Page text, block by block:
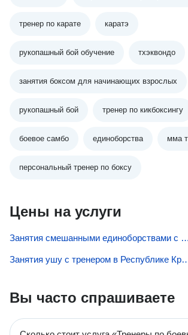
тренер по карате каратэ
рукопашный бой обучение тхэквондо
занятия боксом для начинающих взрослых
рукопашный бой тренер по кикбоксингу
боевое самбо единоборства мма
персональный тренер по боксу
Цены на услуги
Занятия смешанными единоборствами с тренером в Республике Крым
Занятия ушу с тренером
Вы часто спрашиваете